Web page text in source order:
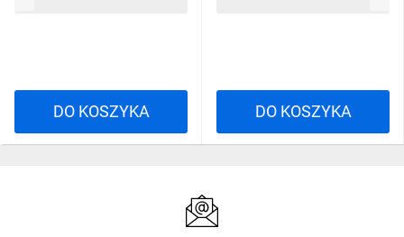
DO KOSZYKA DO KOSZYKA